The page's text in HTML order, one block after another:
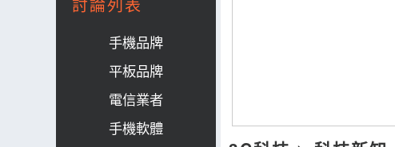
手機品牌
平板品牌
電信業者
手機軟體